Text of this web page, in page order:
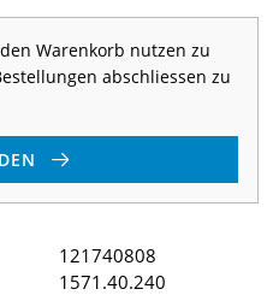
Warenkorb nutzen zu
abschliessen zu
121740808
1571.40.240